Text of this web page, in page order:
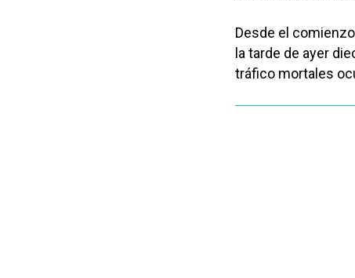
Desde el
la tarde de ayer
tráfico mortales